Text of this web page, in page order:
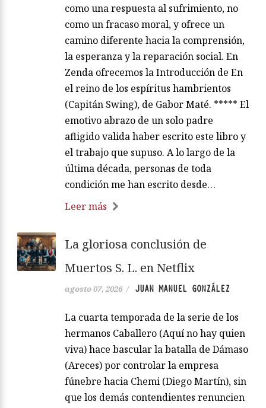
como una respuesta al sufrimiento, no
como un fracaso moral, y ofrece un
camino diferente hacia la comprensión,
la esperanza y la reparación social. En
Zenda ofrecemos la Introducción de En
el reino de los espíritus hambrientos
(Capitán Swing), de Gabor Maté. ***** El
emotivo abrazo de un solo padre
afligido valida haber escrito este libro y
el trabajo que supuso. A lo largo de la
última década, personas de toda
condición me han escrito desde…
Leer más
La gloriosa conclusión de
Muertos S. L. en Netflix
agosto 07, 2026 / JUAN MANUEL GONZÁLEZ
La cuarta temporada de la serie de los
hermanos Caballero (Aquí no hay quien
viva) hace bascular la batalla de Dámaso
(Areces) por controlar la empresa
fúnebre hacia Chemi (Diego Martín), sin
que los demás contendientes renuncien